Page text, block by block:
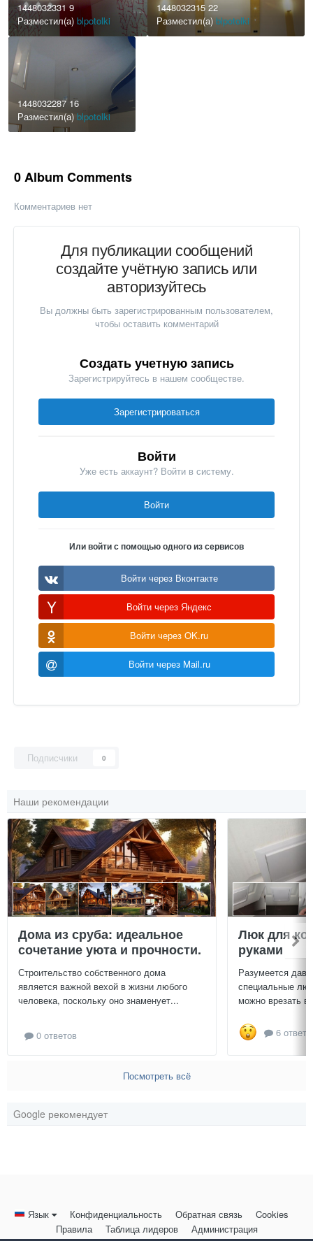
1448032331 9
Разместил(а) blpotolki
1448032315 22
Разместил(а)blpotolki
1448032287 16
Разместил(а) blpotolki
0 Album Comments
Комментариев нет
Для публикации сообщений
создайте учётную запись или
авторизуйтесь
Вы должны быть зарегистрированным пользователем,
чтобы оставить комментарий
Создать учетную запись
Зарегистрируйтесь в нашем сообществе.
Зарегистрироваться
Войти
Уже есть аккаунт? Войти в систему.
Войти
Или войти с помощью одного из сервисов
Войти через Вконтакте
Войти через Яндекс
Войти через OK.ru
Войти через Mail.ru
Подписчики 0
Наши рекомендации
Дома из сруба: идеальное
сочетание уюта и прочности.
Строительство собственного дома
является важной вехой в жизни любого
человека, поскольку оно знаменует...
0 ответов
Люк для
руками
Разумеется
специальные
можно врезать
6
Посмотреть всё
Google рекомендует
Язык Конфиденциальность Обратная связь
Cookies
Правила
Таблица лидеров Администрация